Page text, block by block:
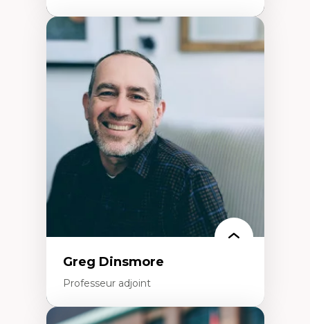
Expertises
Démocratisation des nouvelles
technologies et biotechnologies
Données ouvertes
Bioart, programmation et électronique
créatives
Histoire sociale et culturelle des
technologies numériques
Résistances et droits numériques
Internet des objets
Métavers
Problématiques relatives à l’intelligence
artificielle, l’apprentissage machine et les
Féminismes et nouvelles technologies
Greg Dinsmore
Professeur adjoint